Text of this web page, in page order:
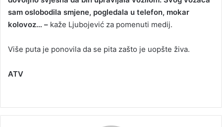
sam oslobodila smjene, pogledala u telefon, mokar
kolovoz… – kaže Ljubojević za pomenuti medij.
Više puta je ponovila da se pita zašto je uopšte živa.
ATV